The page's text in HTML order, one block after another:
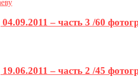
– часть 3 /60
– часть 2 /45